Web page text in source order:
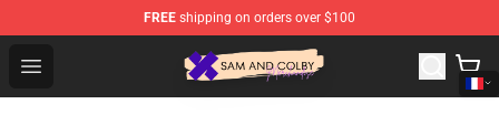
FREE shipping on orders over $100
Open menu
Sam And Colby Shop - Official Sam And Colby